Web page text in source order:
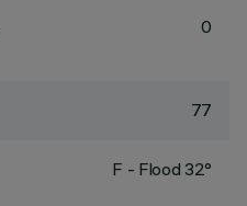
0
77
F - Flood 32°